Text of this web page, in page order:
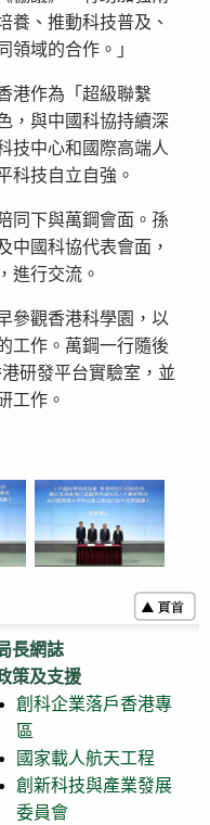
養、推動科技普及、
領域的合作。」
港作為「超級聯繫
，與中國科協持續深
技中心和國際高端人
科技自立自強。
同下與萬鋼會面。孫
中國科協代表會面，
進行交流。
參觀香港科學園，以
工作。萬鋼一行隨後
研發平台實驗室，並
工作。
長網誌
策及支援
創科企業落戶香港專
區
國家載人航天工程
創新科技與產業發展
委員會